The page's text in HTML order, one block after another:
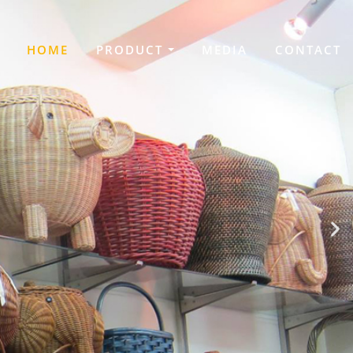
HOME PRODUCT MEDIA CONTACT